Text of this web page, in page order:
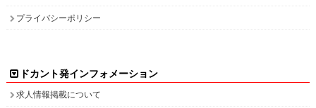
プライバシーポリシー
ドカント発インフォメーション
求人情報掲載について